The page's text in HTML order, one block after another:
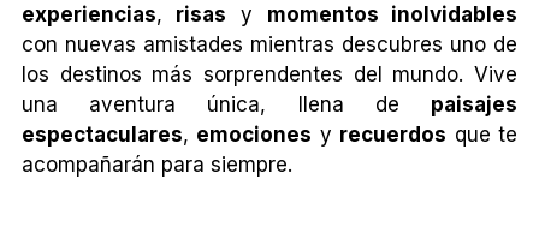
experiencias, risas y momentos inolvidables
con nuevas amistades mientras descubres uno de
los destinos más sorprendentes del mundo. Vive
una aventura única, llena de paisajes
espectaculares, emociones y recuerdos que te
acompañarán para siempre.